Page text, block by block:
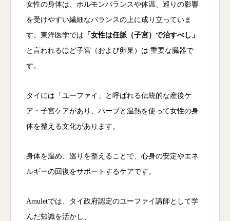
女性の身体は、ホルモンバランスや体温、巡りの影響
を受けやすい繊細なバランスの上に成り立っていま
す。東洋医学では 「女性は任脈（子宮）で治すべし」
と言われるほど子宮（および卵巣）は 重要な臓器で
す。
タイには「ユーファイ」と呼ばれる伝統的な産後ケ
ア・子宮ケアがあり、ハーブと温熱を使って女性の身
体を整える文化があります。
身体を温め、巡りを整えることで、心身の安定やエネ
ルギーの回復をサポートするケアです。
Amuletでは、タイ政府認定のユーファイ講師として学
んだ知識を活かし、